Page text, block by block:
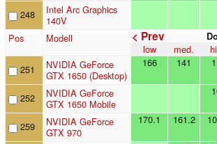
248
Intel Arc Graphics
140V
Pos Modell < Prev
low med.
251
NVIDIA GeForce
GTX 1650 (Desktop)
166 141
252
NVIDIA GeForce
GTX 1650 Mobile
259
NVIDIA GeForce
GTX 970
170.1 161.2